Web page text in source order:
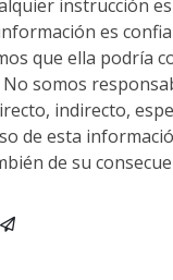
instrucción
es
que ella podría
somos
indirecto,
de esta
de su